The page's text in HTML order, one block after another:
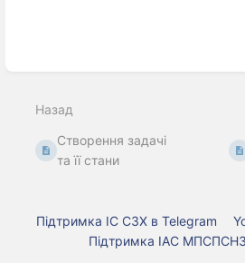
розділу
Назад
Створення задачі
та її стани
Підтримка ІС СЗХ в Telegram
Підтримка ІАС